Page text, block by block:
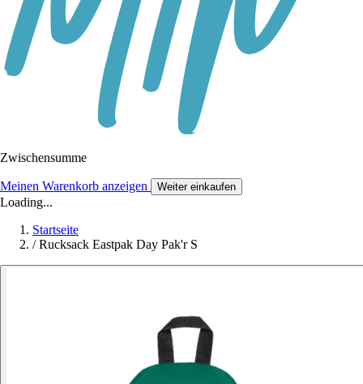
Zwischensumme
Meinen Warenkorb anzeigen Weiter einkaufen
Loading...
Startseite
/ Rucksack Eastpak Day Pak'r S